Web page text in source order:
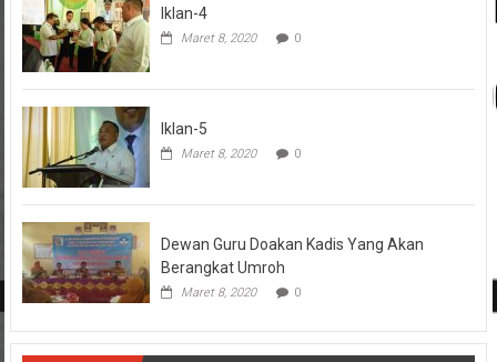
Iklan-4
Maret 8, 2020 0
Iklan-5
Maret 8, 2020 0
Dewan Guru Doakan Kadis Yang Akan
Berangkat Umroh
Maret 8, 2020 0